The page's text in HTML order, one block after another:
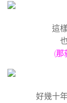
這
(那
好幾十